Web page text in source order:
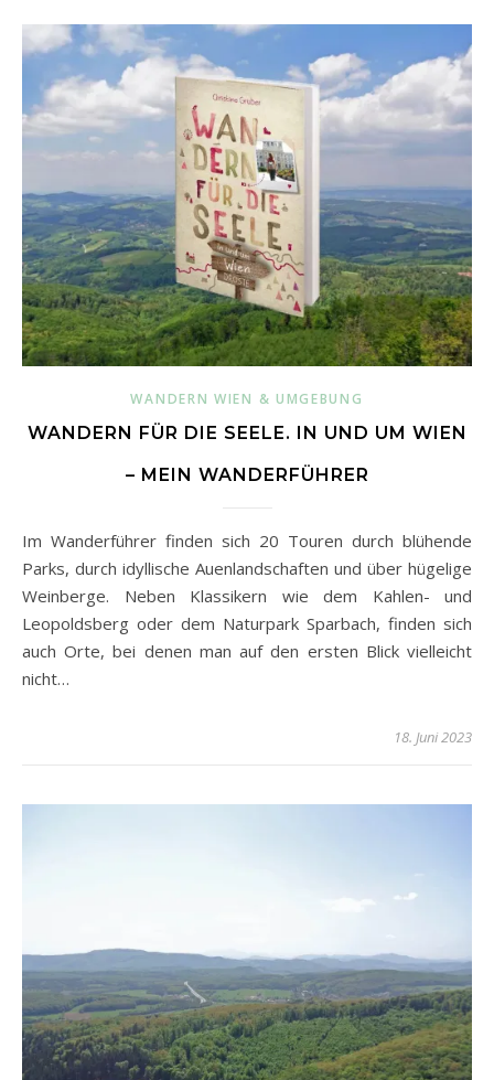
WANDERN WIEN & UMGEBUNG
WANDERN FÜR DIE SEELE. IN UND UM WIEN
– MEIN WANDERFÜHRER
Im Wanderführer finden sich 20 Touren durch blühende
Parks, durch idyllische Auenlandschaften und über hügelige
Weinberge. Neben Klassikern wie dem Kahlen- und
Leopoldsberg oder dem Naturpark Sparbach, finden sich
auch Orte, bei denen man auf den ersten Blick vielleicht
nicht…
18. Juni 2023